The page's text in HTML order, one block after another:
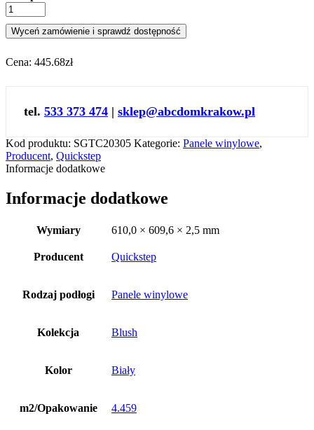
Wyceń zamówienie i sprawdź dostępność
Cena: 445.68zł
tel. 533 373 474 | sklep@abcdomkrakow.pl
Kod produktu: SGTC20305 Kategorie: Panele winylowe,
Producent, Quickstep
Informacje dodatkowe
Informacje dodatkowe
Wymiary 610,0 × 609,6 × 2,5 mm
Producent Quickstep
Rodzaj podłogi Panele winylowe
Kolekcja Blush
Kolor Biały
m2/Opakowanie 4.459